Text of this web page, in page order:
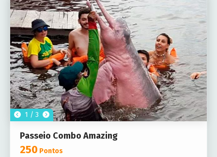
1 / 3
Passeio Combo Amazing
250 Pontos